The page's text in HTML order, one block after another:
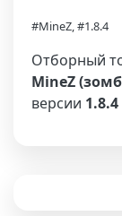
#MineZ, #1.8.4
Отборный
MineZ
версии 1.8.4